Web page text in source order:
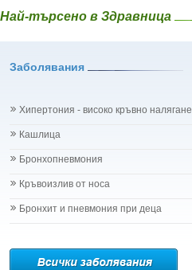
Най-търсено в Здравница
Заболявания
Хипертония - високо кръвно налягане
Кашлица
Бронхопневмония
Кръвоизлив от носа
Бронхит и пневмония при деца